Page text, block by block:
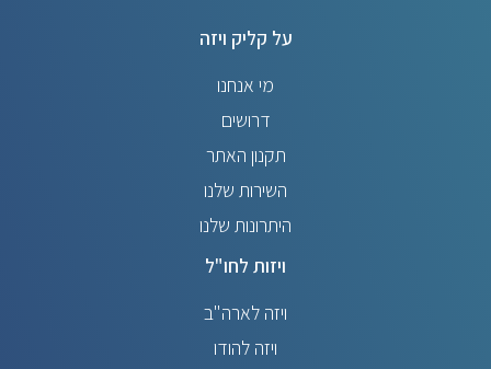
על קליק ויזה
מי אנחנו
דרושים
תקנון האתר
השירות שלנו
היתרונות שלנו
ויזות לחו"ל
ויזה לארה"ב
ויזה להודו